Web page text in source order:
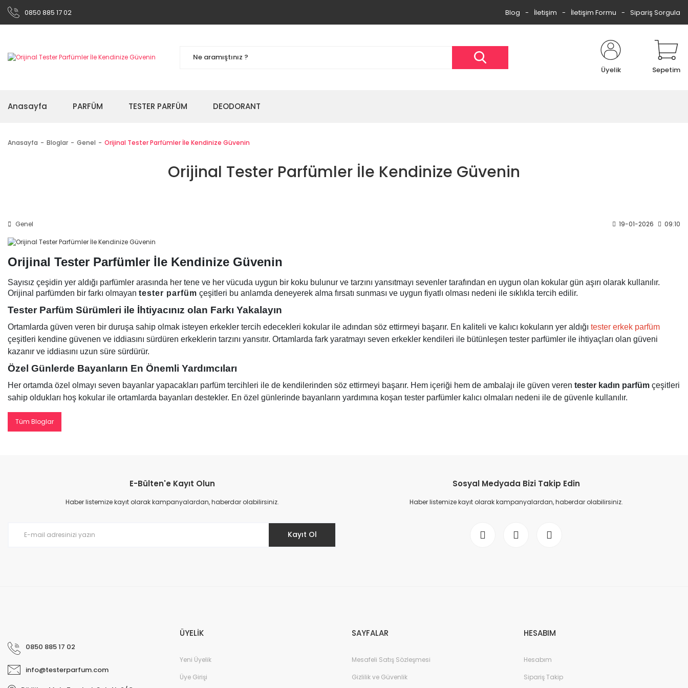
0850 885 17 02 Blog İletişim İletişim Formu Sipariş Sorgula
Üyelik Sepetim
Anasayfa PARFÜM TESTER PARFÜM DEODORANT
Anasayfa Bloglar Genel Orijinal Tester Parfümler İle Kendinize Güvenin
Orijinal Tester Parfümler İle Kendinize Güvenin
Genel 19-01-2026 09:10
Orijinal Tester Parfümler İle Kendinize Güvenin
Sayısız çeşidin yer aldığı parfümler arasında her tene ve her vücuda uygun bir koku bulunur ve tarzını yansıtmayı sevenler tarafından en uygun olan kokular gün aşırı olarak kullanılır.
Orijinal parfümden bir farkı olmayan tester parfüm çeşitleri bu anlamda deneyerek alma fırsatı sunması ve uygun fiyatlı olması nedeni ile sıklıkla tercih edilir.
Tester Parfüm Sürümleri ile İhtiyacınız olan Farkı Yakalayın
Ortamlarda güven veren bir duruşa sahip olmak isteyen erkekler tercih edecekleri kokular ile adından söz ettirmeyi başarır. En kaliteli ve kalıcı kokuların yer aldığı tester erkek parfüm
çeşitleri kendine güvenen ve iddiasını sürdüren erkeklerin tarzını yansıtır. Ortamlarda fark yaratmayı seven erkekler kendileri ile bütünleşen tester parfümler ile ihtiyaçları olan güveni
kazanır ve iddiasını uzun süre sürdürür.
Özel Günlerde Bayanların En Önemli Yardımcıları
Her ortamda özel olmayı seven bayanlar yapacakları parfüm tercihleri ile de kendilerinden söz ettirmeyi başarır. Hem içeriği hem de ambalajı ile güven veren tester kadın parfüm çeşitleri
sahip oldukları hoş kokular ile ortamlarda bayanları destekler. En özel günlerinde bayanların yardımına koşan tester parfümler kalıcı olmaları nedeni ile de güvenle kullanılır.
Tüm Bloglar
E-Bülten'e Kayıt Olun
Haber listemize kayıt olarak kampanyalardan, haberdar olabilirsiniz.
Kayıt Ol
Sosyal Medyada Bizi Takip Edin
Haber listemize kayıt olarak kampanyalardan, haberdar olabilirsiniz.
0850 885 17 02
info@testerparfum.com
ÜYELİK
Yeni Üyelik
Üye Girişi
SAYFALAR
Mesafeli Satış Sözleşmesi
Gizlilik ve Güvenlik
HESABIM
Hesabım
Sipariş Takip